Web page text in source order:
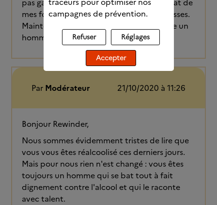
pas gagner la guerre. J’ai bien compris l’état de
mes forces, et surtout celui de mes faiblesses.
Maintenant tu vas devoir te battre contre un
homme averti.
Par Modérateur 21/10/2020 à 11:26
Bonjour Rewinder,
Nous sommes évidemment tristes de lire que
vous vous êtes réalcoolisé ces derniers jours.
Mais pour nous rien n'est changé : vous êtes
toujours un homme qui se bat tout à fait
dignement contre l'alcool et qui le raconte
avec talent.
campagnes de prévention.
Refuser Réglages
Accepter